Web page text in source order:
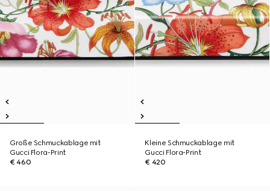
Große Schmuckablage mit
Gucci Flora-Print
€ 460
Kleine Schmuckablage mit
Gucci Flora-Print
€ 420